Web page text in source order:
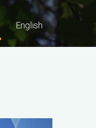
English